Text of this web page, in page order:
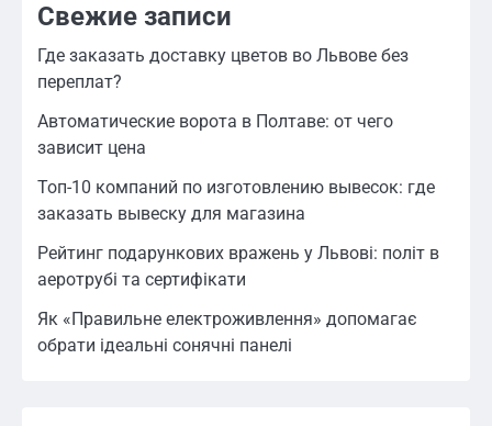
Свежие записи
Где заказать доставку цветов во Львове без
переплат?
Автоматические ворота в Полтаве: от чего
зависит цена
Топ-10 компаний по изготовлению вывесок: где
заказать вывеску для магазина
Рейтинг подарункових вражень у Львові: політ в
аеротрубі та сертифікати
Як «Правильне електроживлення» допомагає
обрати ідеальні сонячні панелі